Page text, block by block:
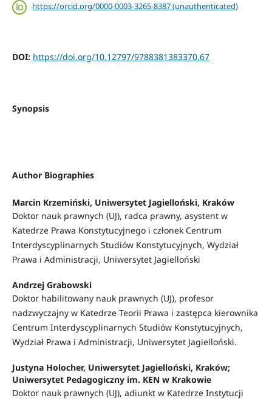
https://orcid.org/0000-0003-3265-8387 (unauthenticated)
DOI: https://doi.org/10.12797/9788381383370.67
Synopsis
Author Biographies
Marcin Krzemiński, Uniwersytet Jagielloński, Kraków
Doktor nauk prawnych (UJ), radca prawny, asystent w
Katedrze Prawa Konstytucyjnego i członek Centrum
Interdyscyplinarnych Studiów Konstytucyjnych, Wydział
Prawa i Administracji, Uniwersytet Jagielloński
Andrzej Grabowski
Doktor habilitowany nauk prawnych (UJ), profesor
nadzwyczajny w Katedrze Teorii Prawa i zastępca kierownika
Centrum Interdyscyplinarnych Studiów Konstytucyjnych,
Wydział Prawa i Administracji, Uniwersytet Jagielloński.
Justyna Holocher, Uniwersytet Jagielloński, Kraków;
Uniwersytet Pedagogiczny im. KEN w Krakowie
Doktor nauk prawnych (UJ), adiunkt w Katedrze Instytucji